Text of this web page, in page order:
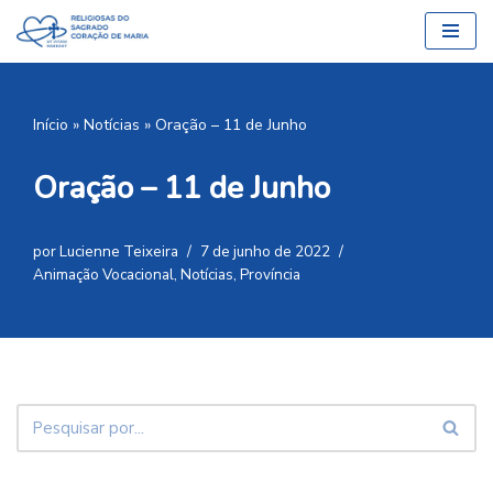
Pular
Início » Notícias » Oração – 11 de Junho
Oração – 11 de Junho
porLucienne Teixeira
7 de junho de 2022
Animação Vocacional, Notícias, Província